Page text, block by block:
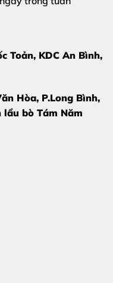
Toản, KDC An Bình,
Hòa, P.Long Bình,
lẩu bò Tám Năm